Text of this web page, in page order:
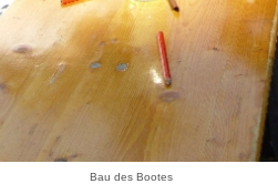
Bau des Bootes